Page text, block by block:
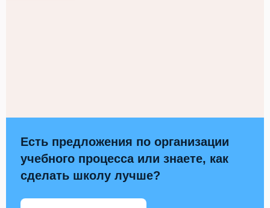
Есть предложения по организации
учебного процесса или знаете, как
сделать школу лучше?